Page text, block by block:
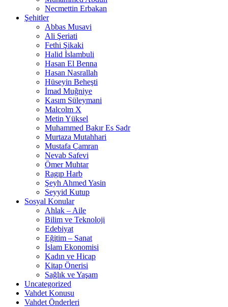
Necmettin Erbakan
Şehitler
Abbas Musavi
Ali Şeriati
Fethi Şikaki
Halid İslambuli
Hasan El Benna
Hasan Nasrallah
Hüseyin Beheşti
İmad Muğniye
Kasım Süleymani
Malcolm X
Metin Yüksel
Muhammed Bakır Es Sadr
Murtaza Mutahhari
Mustafa Çamran
Nevab Safevi
Ömer Muhtar
Ragıp Harb
Şeyh Ahmed Yasin
Seyyid Kutup
Sosyal Konular
Ahlak – Aile
Bilim ve Teknoloji
Edebiyat
Eğitim – Sanat
İslam Ekonomisi
Kadın ve Hicap
Kitap Önerisi
Sağlık ve Yaşam
Uncategorized
Vahdet Konusu
Vahdet Önderleri